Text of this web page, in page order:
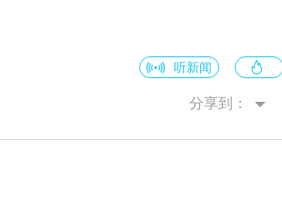
听新闻
分享到：